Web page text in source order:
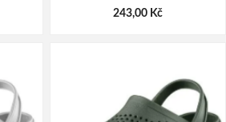
243,00 Kč